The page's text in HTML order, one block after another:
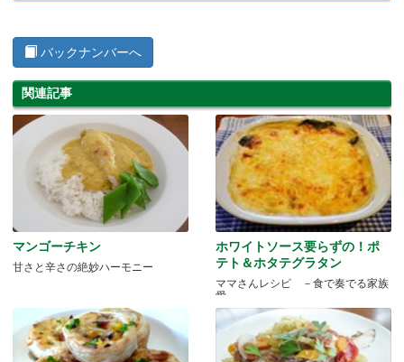
バックナンバーへ
関連記事
マンゴーチキン
甘さと辛さの絶妙ハーモニー
ホワイトソース要らずの！ポ
テト＆ホタテグラタン
ママさんレシピ －食で奏でる家族
愛－